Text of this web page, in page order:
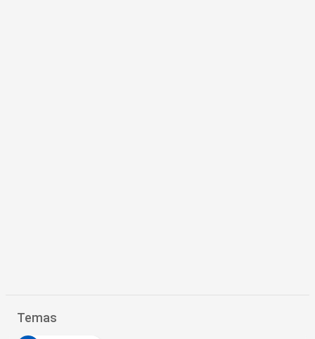
Temas